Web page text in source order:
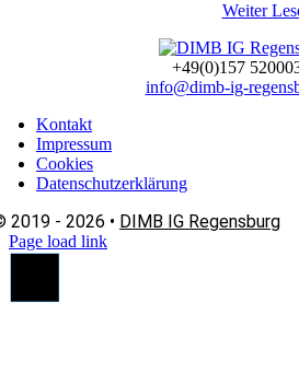
Weiter
+49(0)157
info@dimb-ig-
Kontakt
Impressum
Cookies
Datenschutzerklärung
2019 - 2026 • DIMB IG Regensburg
Page load link
Nach